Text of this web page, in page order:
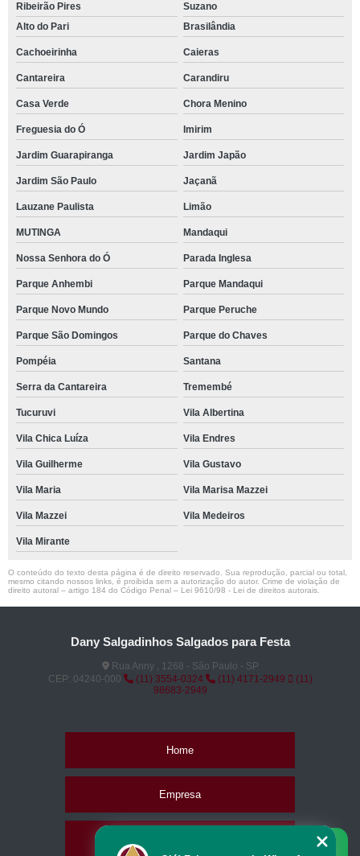
Ribeirão Pires
Suzano
Alto do Pari
Brasilândia
Cachoeirinha Caieras
Cantareira Carandiru
Casa Verde Chora Menino
Freguesia do Ó Imirim
Jardim Guarapiranga Jardim Japão
Jardim São Paulo Jaçanã
Lauzane Paulista Limão
MUTINGA Mandaqui
Nossa Senhora do Ó Parada Inglesa
Parque Anhembi Parque Mandaqui
Parque Novo Mundo Parque Peruche
Parque São Domingos Parque do Chaves
Pompéia Santana
Serra da Cantareira Tremembé
Tucuruvi Vila Albertina
Vila Chica Luíza Vila Endres
Vila Guilherme Vila Gustavo
Vila Maria Vila Marisa Mazzei
Vila Mazzei Vila Medeiros
Vila Mirante
O conteúdo do texto desta página é de direito reservado. Sua reprodução, parcial ou total,
mesmo citando nossos links, é proibida sem a autorização do autor. Crime de violação de
direito autoral – artigo 184 do Código Penal – Lei 9610/98 - Lei de direitos autorais
Dany Salgadinhos Salgados para Festa
Rua Anny , 1268 - São Paulo - SP
CEP: 04240-000
(11) 3554-0324 (11) 4171-2949
(11)
98683-2949
Home
Empresa